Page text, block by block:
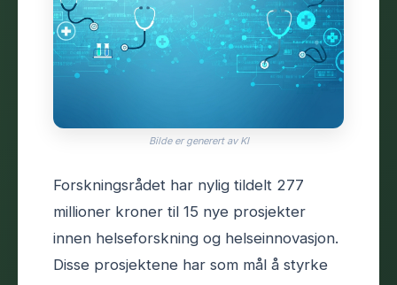
Bilde er generert av KI
Forskningsrådet har nylig tildelt 277
millioner kroner til 15 nye prosjekter
innen helseforskning og helseinnovasjon.
Disse prosjektene har som mål å styrke